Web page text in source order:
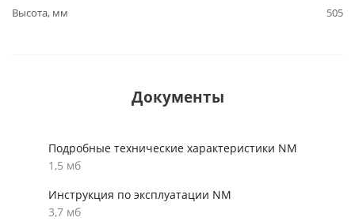
Высота, мм
505
Документы
Подробные технические характеристики NM
1,5 мб
Инструкция по эксплуатации NM
3,7 мб